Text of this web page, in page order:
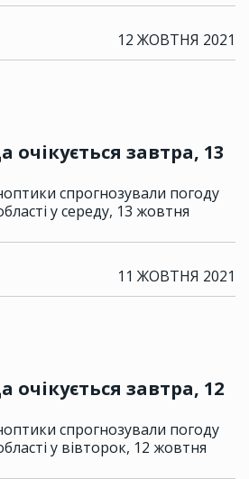
12 ЖОВТНЯ 2021
очікується завтра, 13
спрогнозували погоду
у середу, 13 жовтня
11 ЖОВТНЯ 2021
очікується завтра, 12
спрогнозували погоду
у вівторок, 12 жовтня